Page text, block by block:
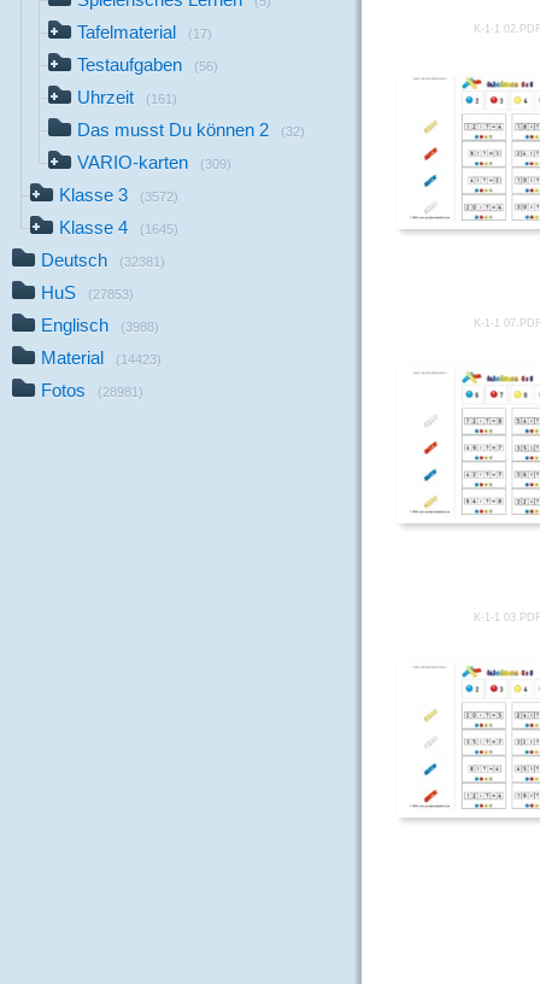
Tafelmaterial (17)
Testaufgaben (56)
Uhrzeit (161)
Das musst Du können 2 (32)
VARIO-karten (309)
Klasse 3 (3572)
Klasse 4 (1645)
Deutsch (32381)
HuS (27853)
Englisch (3988)
Material (14423)
Fotos (28981)
K-1-1
K-1-1
K-1-1